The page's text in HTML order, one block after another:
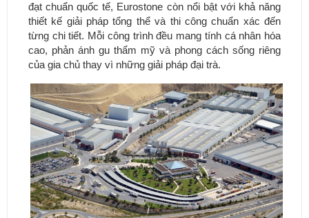
đạt chuẩn quốc tế, Eurostone còn nổi bật với khả năng
thiết kế giải pháp tổng thể và thi công chuẩn xác đến
từng chi tiết. Mỗi công trình đều mang tính cá nhân hóa
cao, phản ánh gu thẩm mỹ và phong cách sống riêng
của gia chủ thay vì những giải pháp đại trà.